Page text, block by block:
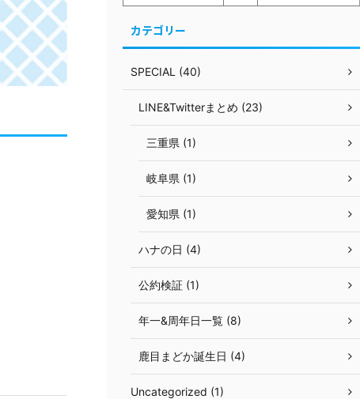
カテゴリー
SPECIAL (40)
LINE&Twitterまとめ (23)
三重県 (1)
岐阜県 (1)
愛知県 (1)
ハナの日 (4)
公約検証 (1)
年一&周年日一覧 (8)
鹿目まどか誕生日 (4)
Uncategorized (1)